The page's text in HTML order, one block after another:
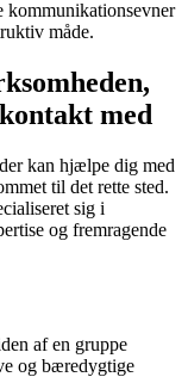
kommunikationsevner
måde.
med
kan hjælpe dig med
til det rette sted.
sig i
og fremragende
af en gruppe
og bæredygtige